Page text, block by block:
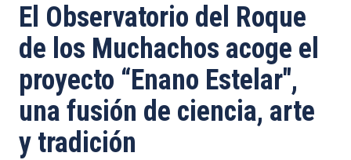
El Observatorio del Roque
de los Muchachos acoge el
proyecto “Enano Estelar",
una fusión de ciencia, arte
y tradición